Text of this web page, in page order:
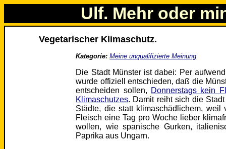
Ulf. Mehr oder
Vegetarischer Klimaschutz.
Kategorie: Meine unqualifizierte Meinung
Die Stadt Münster ist dabei: Per
wurde offiziell entschieden, daß die
entscheiden sollen, Donnerstags kein
Klimaschutzes. Damit reiht sich die
Städte, die statt klimaschädlichem, weil
Fleisch eine Tag pro Woche lieber
wollen, wie spanische Gurken,
Paprika aus Ungarn.